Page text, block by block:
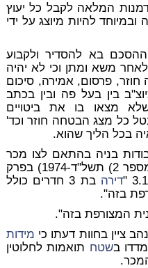
המלאה לקבל כל יעוץ
להיות מיוצג על ידי
כי ההסכם בא להסדיר ולקבוע
משא ומתן וכי לא יהיה
פרסום, אמירה, סיכום
בין בעל פה ובין בכתב
מצאו בו את ביטויים
כל מצג הבטחה חוזר וכד'
בכל הליך שהוא.
בניה בהתאם לצו מכר
דירות (טופס של מפרט) (תיקון מספר 2) תשל"ד-1974) בפרק
דירה
בת 3 חדרים כולל
בזה".
המצורפת בזה".
ציין בחוות דעתו כי מידות
בשטח תואמות לחלוטין